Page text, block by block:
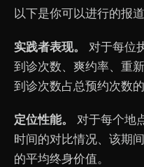
以下是你可以进行的报道
实践者表现。
对于每位
到诊次数、爽约率、重
到诊次数占总预约次数
定位性能。
对于每个地
时间的对比情况、该期
的平均终身价值。